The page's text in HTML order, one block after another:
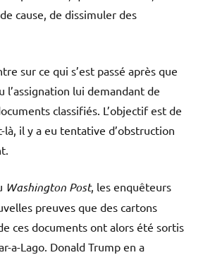
cause, de dissimuler des
sur ce qui s’est passé après que
l’assignation lui demandant de
classifiés. L’objectif est de
là, il y a eu tentative d’obstruction
Washington Post, les enquêteurs
preuves que des cartons
ces documents ont alors été sortis
a-Lago. Donald Trump en a